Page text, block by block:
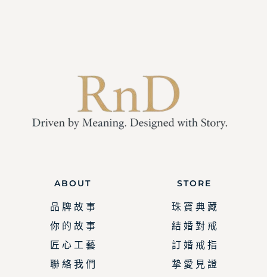
ABOUT
品 牌 故 事
你 的 故 事
匠 心 工 藝
聯 絡 我 們
STORE
珠 寶 典 藏
結 婚 對 戒
訂 婚 戒 指
摯 愛 見 證